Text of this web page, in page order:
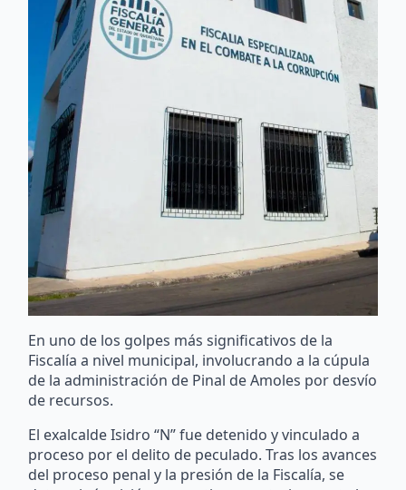
En uno de los golpes más significativos de la
Fiscalía a nivel municipal, involucrando a la cúpula
de la administración de Pinal de Amoles por desvío
de recursos.
El exalcalde Isidro “N” fue detenido y vinculado a
proceso por el delito de peculado. Tras los avances
del proceso penal y la presión de la Fiscalía, se